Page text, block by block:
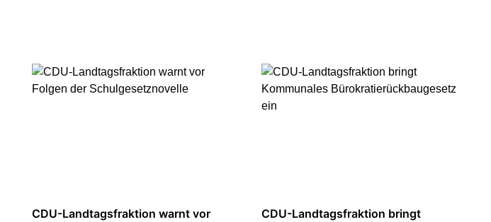
CDU-Landtagsfraktion warnt vor
CDU-Landtagsfraktion bringt